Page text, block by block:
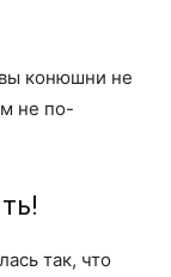
конюшни не
не по-
так, что